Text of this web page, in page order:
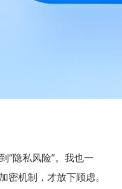
“隐私风险”。我也一
机制，才放下顾虑。